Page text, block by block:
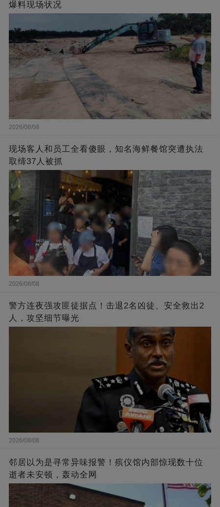
爆料现场状况
2026/08/08
现场客人和员工全看傻眼，知名海鲜餐馆突遭执法
取缔37人被抓
2026/08/08
警方连夜强攻匪徒据点！击退2名凶徒、安全救出2
人，攻坚细节曝光
2026/08/08
邻居以为是寻常异味报警！殡仪馆内部惊现数十位
逝者未安顿，轰动全网